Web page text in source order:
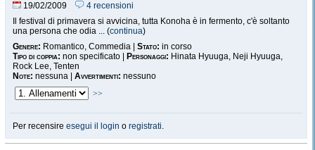
19/02/2009
4 recensioni
Il festival di primavera si avvicina, tutta Konoha è in fermento, c'è soltanto
una persona che odia ... (continua)
Genere: Romantico, Commedia | Stato: in corso
Tipo di coppia: non specificato | Personaggi: Hinata Hyuuga, Neji Hyuuga,
Rock Lee, Tenten
Note: nessuna | Avvertimenti: nessuno
>>
Per recensire esegui il login o registrati.